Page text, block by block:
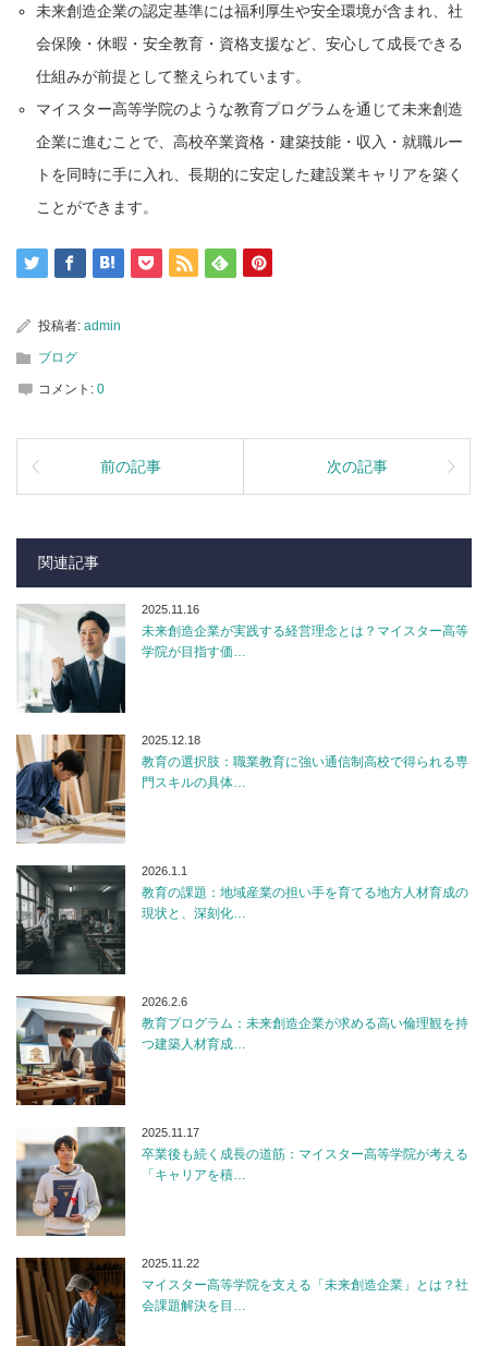
未来創造企業の認定基準には福利厚生や安全環境が含まれ、社
会保険・休暇・安全教育・資格支援など、安心して成長できる
仕組みが前提として整えられています。
マイスター高等学院のような教育プログラムを通じて未来創造
企業に進むことで、高校卒業資格・建築技能・収入・就職ルー
トを同時に手に入れ、長期的に安定した建設業キャリアを築く
ことができます。
投稿者: admin
ブログ
コメント: 0
前の記事 次の記事
関連記事
2025.11.16
未来創造企業が実践する経営理念とは？マイスター高等
学院が目指す価…
2025.12.18
教育の選択肢：職業教育に強い通信制高校で得られる専
門スキルの具体…
2026.1.1
教育の課題：地域産業の担い手を育てる地方人材育成の
現状と、深刻化…
2026.2.6
教育プログラム：未来創造企業が求める高い倫理観を持
つ建築人材育成…
2025.11.17
卒業後も続く成長の道筋：マイスター高等学院が考える
「キャリアを積…
2025.11.22
マイスター高等学院を支える「未来創造企業」とは？社
会課題解決を目…